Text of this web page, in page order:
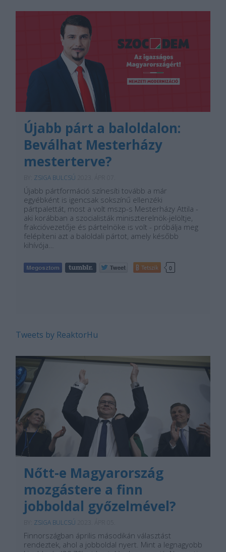
Újabb párt a baloldalon:
Beválhat Mesterházy
mesterterve?
ZSIGA BULCSÚ
Újabb pártformáció színesíti tovább a már
egyébként is igencsak sokszínű ellenzéki
pártpalettát, most a volt mszp-s Mesterházy Attila -
aki korábban a szocialisták miniszterelnök-jelöltje,
frakcióvezetője és pártelnöke is volt - próbálja meg
felépíteni azt a baloldali pártot, amely később
kihívója…
Tetszik 0
Tweets by ReaktorHu
Nőtt-e Magyarország
mozgástere a finn
jobboldal győzelmével?
ZSIGA BULCSÚ
Finnországban április másodikán választást
rendeztek, ahol a jobboldal nyert. Mint a legnagyobb